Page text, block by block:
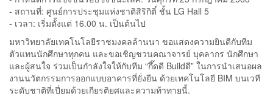
- สถานที่: ศูนย์การประชุมแห่งชาติสิริกิติ์ ชั้น LG Hall 5
- เวลา: เริ่มตั้งแต่ 16.00 น. เป็นต้นไป
มหาวิทยาลัยเทคโนโลยีราชมงคลล้านนา ขอแสดงความยินดีกับทีม
ตัวแทนนักศึกษาทุกคน และขอเชิญชวนคณาจารย์ บุคลากร นักศึกษา
และผู้สนใจ ร่วมเป็นกำลังใจให้กับทีม “กึ๊ดดี Buildดี” ในการนำเสนอผล
งานนวัตกรรมการออกแบบอาคารที่ยั่งยืน ด้วยเทคโนโลยี BIM บนเวที
ระดับชาติที่เปี่ยมด้วยเกียรติยศและความท้าทายนี้.